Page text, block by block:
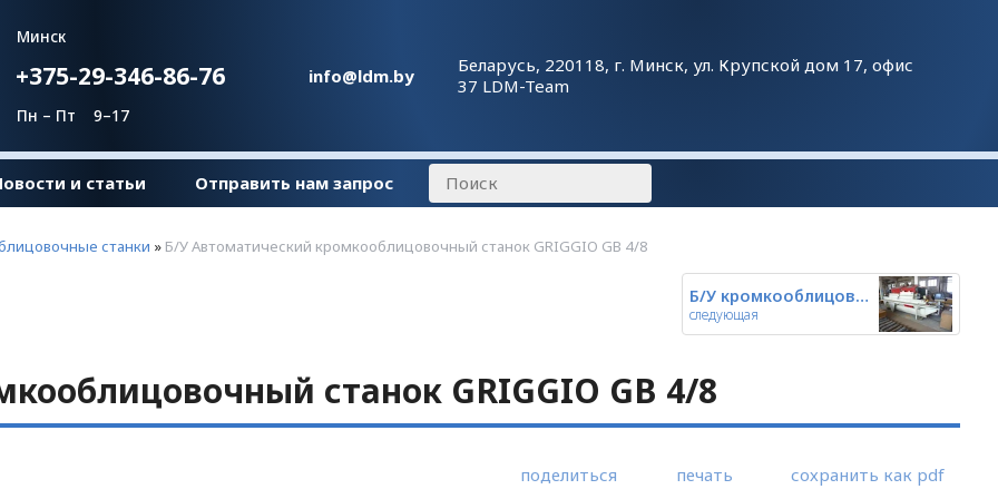
Минск
+375-29-346-86-76
Пн – Пт 9–17
info@ldm.by
Беларусь, 220118, г. Минск, ул. Крупской дом 17, офис
37 LDM-Team
и статьи Отправить нам запрос
станки » Б/У Автоматический кромкооблицовочный станок GRIGGIO GB 4/8
Б/У кромкооблицовочный станок
следующая
станок GRIGGIO GB 4/8
поделиться печать сохранить как pdf